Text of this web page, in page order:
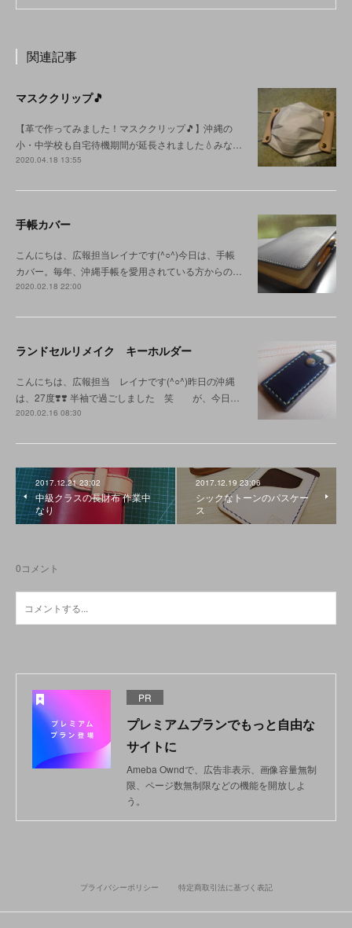
関連記事
マスククリップ🎵
【革で作ってみました！マスククリップ🎵】沖縄の
小・中学校も自宅待機期間が延長されました💧みな…
2020.04.18 13:55
手帳カバー
こんにちは、広報担当レイナです(^○^)今日は、手帳
カバー。毎年、沖縄手帳を愛用されている方からの…
2020.02.18 22:00
ランドセルリメイク キーホルダー
こんにちは、広報担当 レイナです(^○^)昨日の沖縄
は、27度❣️❣️ 半袖で過ごしました 笑 が、今日…
2020.02.16 08:30
2017.12.21 23:02
中級クラスの長財布 作業中
なり
2017.12.19 23:06
シックなトーンのパスケー
ス
0コメント
PR
プレミアムプランでもっと自由な
サイトに
Ameba Owndで、広告非表示、画像容量無制
限、ページ数無制限などの機能を開放しよ
う。
プライバシーポリシー 特定商取引法に基づく表記